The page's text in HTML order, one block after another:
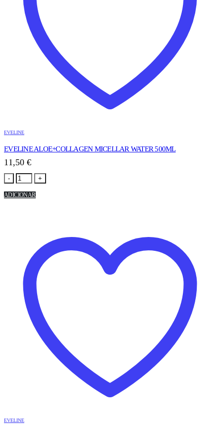
EVELINE
EVELINE ALOE+COLLAGEN MICELLAR WATER 500ML
11,50 €
- +
ADICIONAR
EVELINE